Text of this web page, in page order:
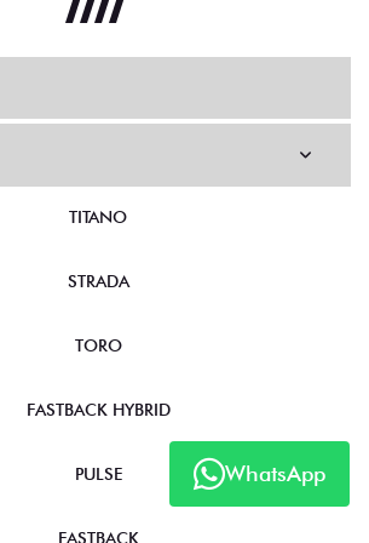
WhatsApp
TITANO
STRADA
TORO
FASTBACK HYBRID
PULSE
FASTBACK